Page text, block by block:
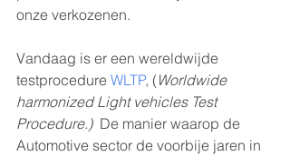
onze verkozenen.
Vandaag is er een wereldwijde
testprocedure WLTP, (Worldwide
harmonized Light vehicles Test
Procedure.) De manier waarop de
Automotive sector de voorbije jaren in